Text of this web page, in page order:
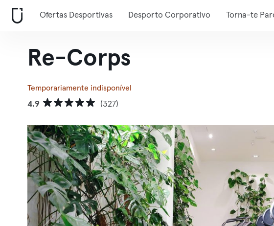
Ofertas Desportivas Desporto Corporativo Torna-te
Re-Corps
Temporariamente indisponível
4.9 (327)